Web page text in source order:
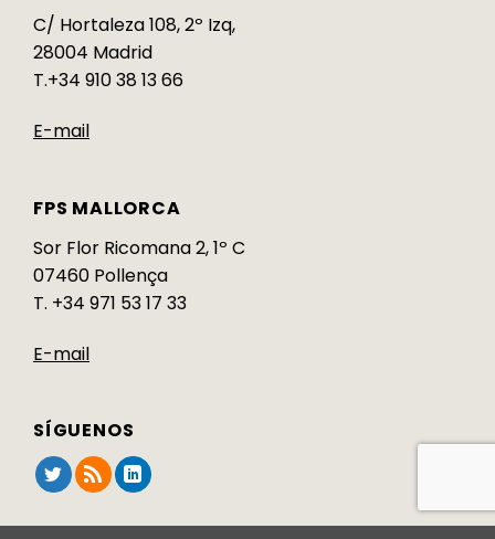
C/ Hortaleza 108, 2º Izq,
28004 Madrid
T.+34 910 38 13 66
E-mail
FPS MALLORCA
Sor Flor Ricomana 2, 1º C
07460 Pollença
T. +34 971 53 17 33
E-mail
SÍGUENOS